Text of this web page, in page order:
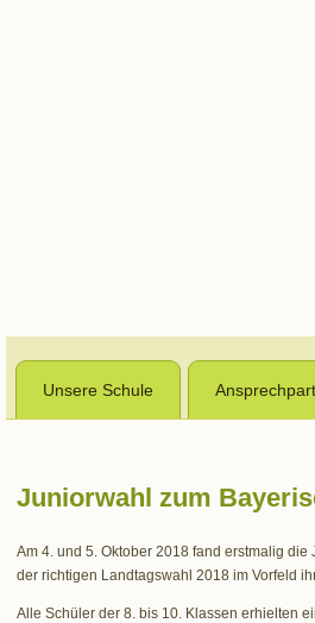
Unsere Schule
Juniorwahl zum
Am 4. und 5. Oktober 2018 fand erstmalig
der richtigen Landtagswahl 2018 im Vorfeld
Alle Schüler der 8. bis 10. Klassen erhielten